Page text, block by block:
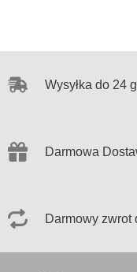
Wysyłka do 24
Darmowa
Darmowy zwrot